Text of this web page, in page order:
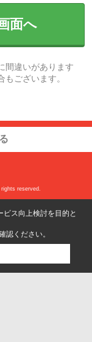
面へ
間違いがあります
ございます。
rights reserved.
ス向上検討を目的と
認ください。